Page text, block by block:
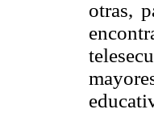
otras,